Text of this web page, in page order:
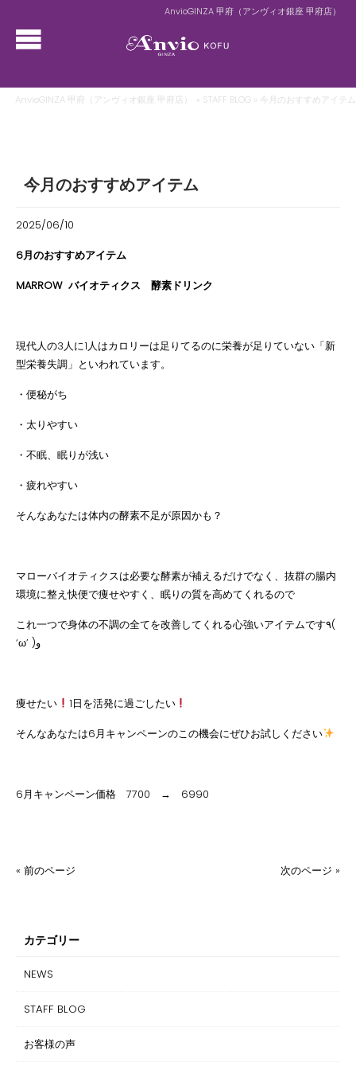
AnvioGINZA 甲府（アンヴィオ銀座 甲府店）
AnvioGINZA 甲府（アンヴィオ銀座 甲府店） » STAFF BLOG » 今月のおすすめアイテム
今月のおすすめアイテム
2025/06/10
6月のおすすめアイテム
MARROW バイオティクス 酵素ドリンク
現代人の3人に1人はカロリーは足りてるのに栄養が足りていない「新
型栄養失調」といわれています。
・便秘がち
・太りやすい
・不眠、眠りが浅い
・疲れやすい
そんなあなたは体内の酵素不足が原因かも？
マローバイオティクスは必要な酵素が補えるだけでなく、抜群の腸内
環境に整え快便で痩せやすく、眠りの質を高めてくれるので
これ一つで身体の不調の全てを改善してくれる心強いアイテムです٩(
‘ω’ )و
痩せたい
1日を活発に過ごしたい
そんなあなたは6月キャンペーンのこの機会にぜひお試しください
6月キャンペーン価格 7700 → 6990
« 前のページ 次のページ »
カテゴリー
NEWS
STAFF BLOG
お客様の声